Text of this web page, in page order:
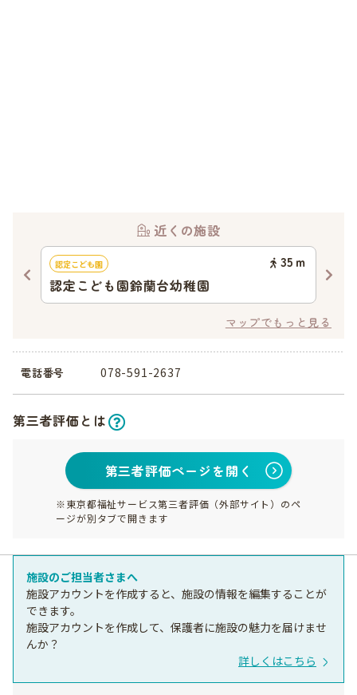
近くの施設
認定こども園 35 ｍ
認定こども園鈴蘭台幼稚園
マップでもっと見る
電話番号 078-591-2637
第三者評価とは
第三者評価ページを開く
※東京都福祉サービス第三者評価（外部サイト）のペ
ージが別タブで開きます
施設のご担当者さまへ
施設アカウントを作成すると、施設の情報を編集することが
できます。
施設アカウントを作成して、保護者に施設の魅力を届けませ
んか？
詳しくはこちら